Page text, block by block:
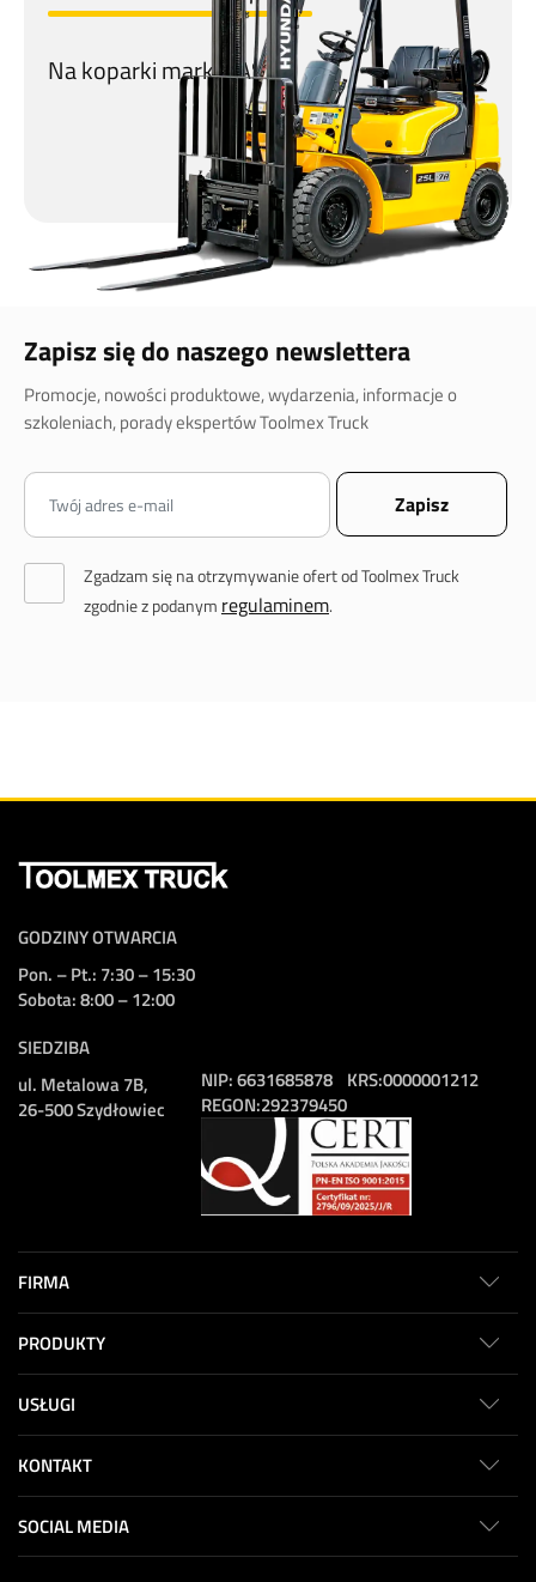
Na koparki marki CASE!
Zapisz się do naszego newslettera
Promocje, nowości produktowe, wydarzenia, informacje o
szkoleniach, porady ekspertów Toolmex Truck
Zgadzam się na otrzymywanie ofert od Toolmex Truck
zgodnie z podanym regulaminem.
GODZINY OTWARCIA
Pon. – Pt.: 7:30 – 15:30
Sobota: 8:00 – 12:00
SIEDZIBA
ul. Metalowa 7B,
26-500 Szydłowiec
NIP:6631685878
REGON:292379450
KRS:0000001212
FIRMA
PRODUKTY
USŁUGI
KONTAKT
SOCIAL MEDIA